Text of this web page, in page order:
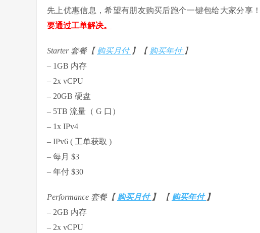
先上优惠信息，希望有朋友购买后跑个一键包给大家分享！
要通过工单解决。
Starter 套餐【 购买月付 】【 购买年付 】
– 1GB 内存
– 2x vCPU
– 20GB 硬盘
– 5TB 流量（ G 口）
– 1x IPv4
– IPv6 ( 工单获取 )
– 每月 $3
– 年付 $30
Performance 套餐【 购买月付 】 【 购买年付 】
– 2GB 内存
– 2x vCPU